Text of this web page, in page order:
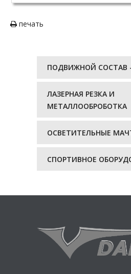
печать
ПОДВИЖНОЙ СОСТАВ
ЛАЗЕРНАЯ РЕЗКА И
МЕТАЛЛООБРОБОТКА
ОСВЕТИТЕЛЬНЫЕ
СПОРТИВНОЕ